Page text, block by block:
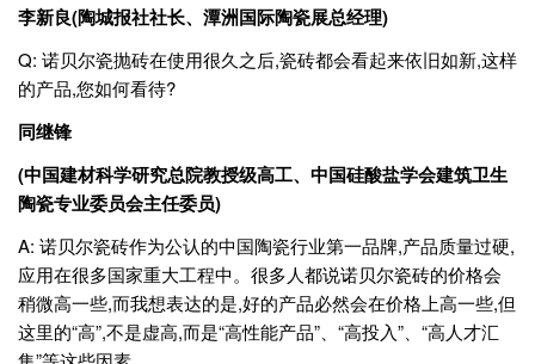
李新良(陶城报社社长、潭洲国际陶瓷展总经理)
Q: 诺贝尔瓷抛砖在使用很久之后,瓷砖都会看起来依旧如新,这样
的产品,您如何看待?
同继锋
(中国建材科学研究总院教授级高工、中国硅酸盐学会建筑卫生
陶瓷专业委员会主任委员)
A: 诺贝尔瓷砖作为公认的中国陶瓷行业第一品牌,产品质量过硬,
应用在很多国家重大工程中。很多人都说诺贝尔瓷砖的价格会
稍微高一些,而我想表达的是,好的产品必然会在价格上高一些,但
这里的“高”,不是虚高,而是“高性能产品”、“高投入”、“高人才汇